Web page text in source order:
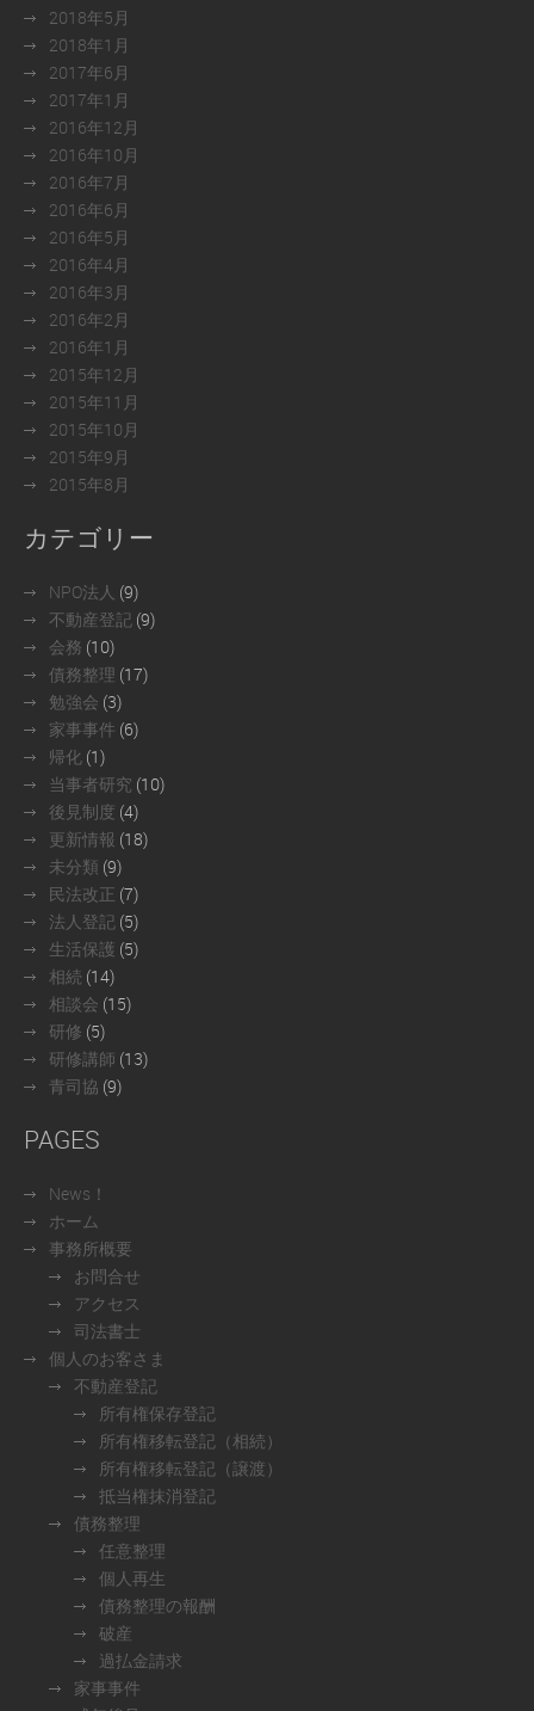
2018年5月
2018年1月
2017年6月
2017年1月
2016年12月
2016年10月
2016年7月
2016年6月
2016年5月
2016年4月
2016年3月
2016年2月
2016年1月
2015年12月
2015年11月
2015年10月
2015年9月
2015年8月
カテゴリー
NPO法人 (9)
不動産登記 (9)
会務 (10)
債務整理 (17)
勉強会 (3)
家事事件 (6)
帰化 (1)
当事者研究 (10)
後見制度 (4)
更新情報 (18)
未分類 (9)
民法改正 (7)
法人登記 (5)
生活保護 (5)
相続 (14)
相談会 (15)
研修 (5)
研修講師 (13)
青司協 (9)
PAGES
News！
ホーム
事務所概要
お問合せ
アクセス
司法書士
個人のお客さま
不動産登記
所有権保存登記
所有権移転登記（相続）
所有権移転登記（譲渡）
抵当権抹消登記
債務整理
任意整理
個人再生
債務整理の報酬
破産
過払金請求
家事事件